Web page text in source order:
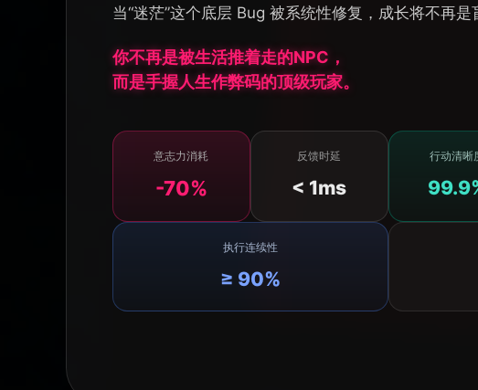
当“迷茫”这个底层 Bug 被系统性修复，成长将不再是
你不再是被生活推着走的NPC，
而是手握人生作弊码的顶级玩家。
意志力消耗
-70%
反馈时延
< 1ms
行动清晰
执行连续性
≥ 90%